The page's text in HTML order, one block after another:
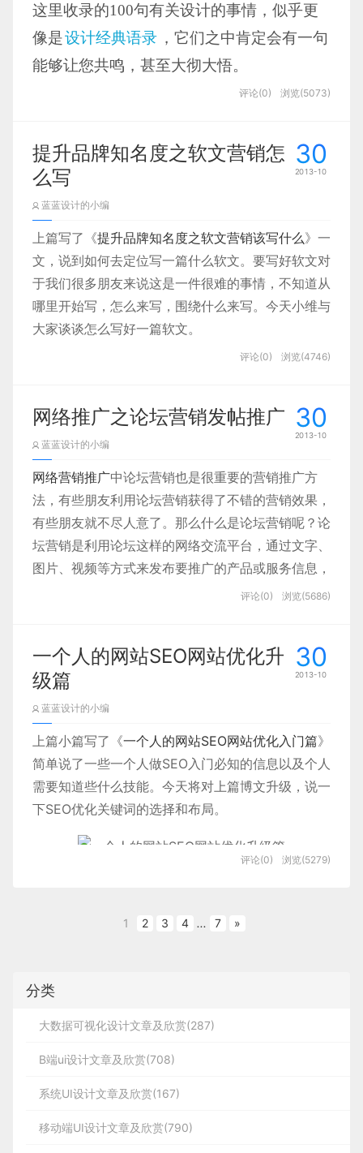
析数据的理想工具，上图是Excel生成的热力
地图
作为一个入门级工具，Excel是快速分析数据
图，但是Excel在颜色、线条和样式上可选择
的范围有限，这也意味着用Excel很难制作出
能符合专业出版物和网站需要的数据图。但
是作为一个的内部沟通工具，Excel应当是你
百宝箱中必备的工具之一。
制作信息图的目的在于用图像的形式表现需
要传达的数据、信息和知识。信息图示中的
元素未必要和所表达的信息在语义上一致，
但是必须达到向受众清晰传达正确信息的标
准,这里介绍几个知名的提供信息图的网站
夹
这是一条重要的规则。图层归组让你的图层
例如：如果一个按钮由按钮图标和说明文字
组成，那么应该把它们归入一个”按钮”的文
归入一个”菜单”组，并且所有背景层也将归
入”背景”这个文件夹。
原则就是：文件夹分组在逻辑上应该符合你
的布局结构。
如果一个对象包含几个图层，就应该把它们
归入一个文件夹
新幻灯的版本为34/1，修改日期11
月27
通常我们会把好几个不同版本的元素放在一
个文件里，像同一个按钮不同的背景。
是同一个背景的不同版本，最好还是好好给
景”文件夹，把所有的版本背景都放到里
面。但更理想的方法是复制整个”按钮”文件
夹并根据不同的版本命一样的名。这样就可
以很清楚地知道这是一个按钮的3个不同版
这里收录的100句有关设计的事情，似乎更
像是设计经典语录 ，它们之中肯定会有一句
能够让您共鸣，甚至大彻大悟。
们迅速开始吧。
评论(0) 浏览(5073)
30
2013-10
提升品牌知名度之软文营销怎
么写
蓝蓝设计的小编
上篇写了《提升品牌知名度之软文营销该写什么》一
文，说到如何去定位写一篇什么软文。要写好软文对
于我们很多朋友来说这是一件很难的事情，不知道从
哪里开始写，怎么来写，围绕什么来写。今天小维与
大家谈谈怎么写好一篇软文。
在我们生活、工作中经常会遇到很多有意义，有帮助
的信息。我们把这些信息整理、收集起来，并对这些
事情写出总结。如在工作中，一天做一些什么事情，
维护了几个客户，客户遇到什么样的问题等等，我们
可以把一天工作遇到的问题总结出来，编缉写成文
章。一篇优质的软文就在生活、工作中写出来了，学
会写总结，软文顺手写出来。
论。如百度公布的lee谈外链判断，可以对该判断进
行评论，以及如何去做更好的增加外链。
写访谈
评论(0) 浏览(4746)
30
2013-10
网络推广之论坛营销发帖推广
蓝蓝设计的小编
网络营销推广中论坛营销也是很重要的营销推广方
法，有些朋友利用论坛营销获得了不错的营销效果，
有些朋友就不尽人意了。那么什么是论坛营销呢？论
坛营销是利用论坛这样的网络交流平台，通过文字、
图片、视频等方式来发布要推广的产品或服务信息，
让潜在客户了解产品和服务，购买营销推广的产品或
论坛营销有什么作用呢？论坛营销推广可给网站增加
外链，发布广告可提升品牌的知名度，为网站带去精
准的、高质量的流量等作用。
下面小篇给大家说说论坛营销发帖推广：
了解论坛规则
信息，而是需要查看这个论坛的人气、发帖量等等信
阅读，了解规则发的帖子就不会被删除，账号也不会
了解了论坛规则以后，我们就可以开始注册成为会
员，会员的名称如果支持中文，最好使用中文作为用
字，能够突出你要营销的产品信息名称最佳，不要过
于随便，让网友看不明白的用户名或特殊符号这样的
网友一个好的信任度，更加有利于产品或服务推广。
评论(0) 浏览(5686)
30
2013-10
一个人的网站SEO网站优化升
级篇
蓝蓝设计的小编
上篇小篇写了《一个人的网站SEO网站优化入门篇》
简单说了一些一个人做SEO入门必知的信息以及个人
需要知道些什么技能。今天将对上篇博文升级，说一
下SEO优化关键词的选择和布局。
个一定要考虑清楚。网站的定位将决定一个网站的成
案例都是没有做定位，目标不明确。网站做好定位，
将通过网站定位方向找出要优化词、通过百度工具
品）、通过分析竞争对手的网站找词以及更多的方
法。
网站的关键词经常多种方法收集出从多关键词以后，
评论(0) 浏览(5279)
1 2 3 4 ... 7 »
分类
大数据可视化设计文章及欣赏(287)
B端ui设计文章及欣赏(708)
系统UI设计文章及欣赏(167)
移动端UI设计文章及欣赏(790)